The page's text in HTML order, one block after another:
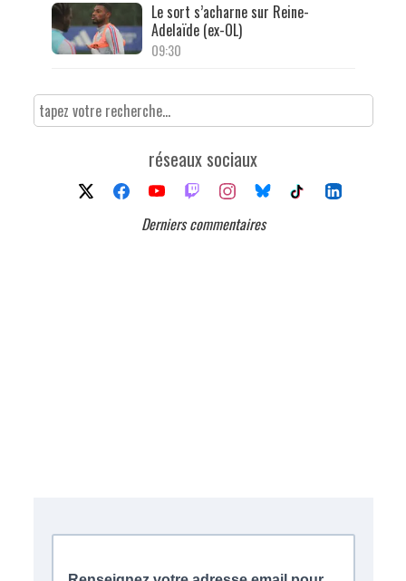
Le sort s’acharne sur Reine-
Adelaïde (ex-OL)
09:30
réseaux sociaux
Derniers commentaires